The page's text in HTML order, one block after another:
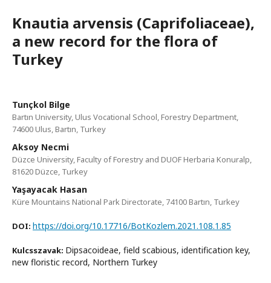
Knautia arvensis (Caprifoliaceae),
a new record for the flora of
Turkey
Tunçkol Bilge
Bartın University, Ulus Vocational School, Forestry Department,
74600 Ulus, Bartın, Turkey
Aksoy Necmi
Düzce University, Faculty of Forestry and DUOF Herbaria Konuralp,
81620 Düzce, Turkey
Yaşayacak Hasan
Küre Mountains National Park Directorate, 74100 Bartın, Turkey
DOI: https://doi.org/10.17716/BotKozlem.2021.108.1.85
Kulcsszavak: Dipsacoideae, field scabious, identification key,
new floristic record, Northern Turkey